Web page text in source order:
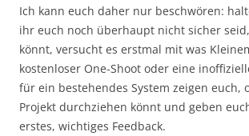
Ich kann euch daher nur beschwören:
ihr euch noch überhaupt nicht sicher
könnt, versucht es erstmal mit was
kostenloser One-Shoot oder eine
für ein bestehendes System zeigen euch,
Projekt durchziehen könnt und geben
erstes, wichtiges Feedback.